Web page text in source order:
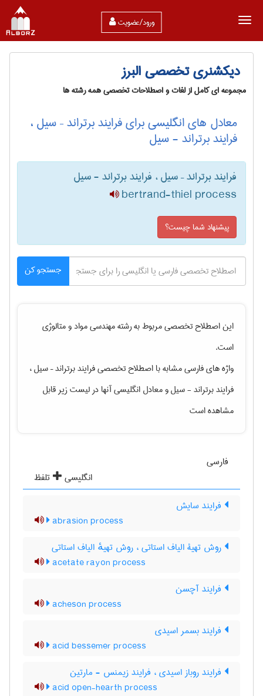
ورود/عضویت
دیکشنری تخصصی البرز
مجموعه ای کامل از لغات و اصطلاحات تخصصی همه رشته ها
معادل های انگلیسی برای فرایند برتراند – سیل ،
فرایند برتراند - سیل
فرایند برتراند – سیل ، فرایند برتراند - سیل
bertrand-thiel process
پیشنهاد شما چیست؟
جستجو کن
این اصطلاح تخصصی مربوط به رشتهمهندسی مواد و متالوژی
است.
واژه های فارسی مشابه با اصطلاح تخصصیفرایند برتراند – سیل ،
فرایند برتراند - سیلو معادل انگلیسی آنها در لیست زیر قابل
مشاهده است
فارسی
انگلیسی
تلفظ
فرایند سایش
abrasion process
روش تهیۀ الیاف استاتی ، روش تهیهٔ الیاف استاتی
acetate rayon process
فرایند آچسن
acheson process
فرایند بسمر اسیدی
acid bessemer process
فرایند روباز اسیدی ، فرایند زیمنس - مارتین
acid open-hearth process